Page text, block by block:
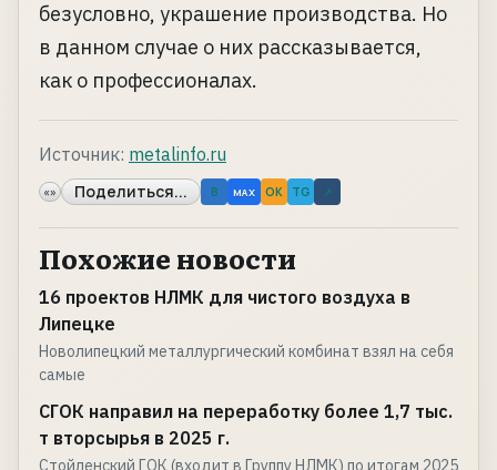
безусловно, украшение производства. Но
в данном случае о них рассказывается,
как о профессионалах.
Источник: metalinfo.ru
«» Поделиться... B MAX OK TG ↗
Похожие новости
16 проектов НЛМК для чистого воздуха в
Липецке
Новолипецкий металлургический комбинат взял на себя
самые
СГОК направил на переработку более 1,7 тыс.
т вторсырья в 2025 г.
Стойленский ГОК (входит в Группу НЛМК) по итогам 2025